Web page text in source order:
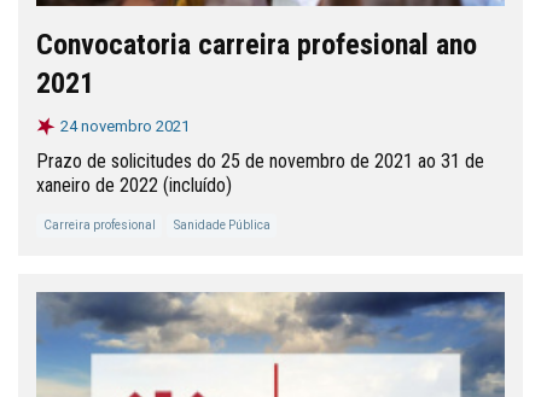
Convocatoria carreira profesional ano
2021
24 novembro 2021
Prazo de solicitudes do 25 de novembro de 2021 ao 31 de
xaneiro de 2022 (incluído)
Carreira profesional Sanidade Pública